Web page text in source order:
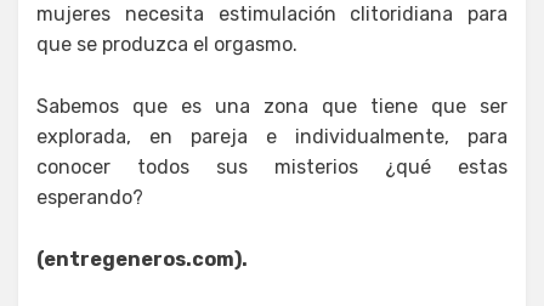
mujeres necesita estimulación clitoridiana para
que se produzca el orgasmo.
Sabemos que es una zona que tiene que ser
explorada, en pareja e individualmente, para
conocer todos sus misterios ¿qué estas
esperando?
(entregeneros.com).